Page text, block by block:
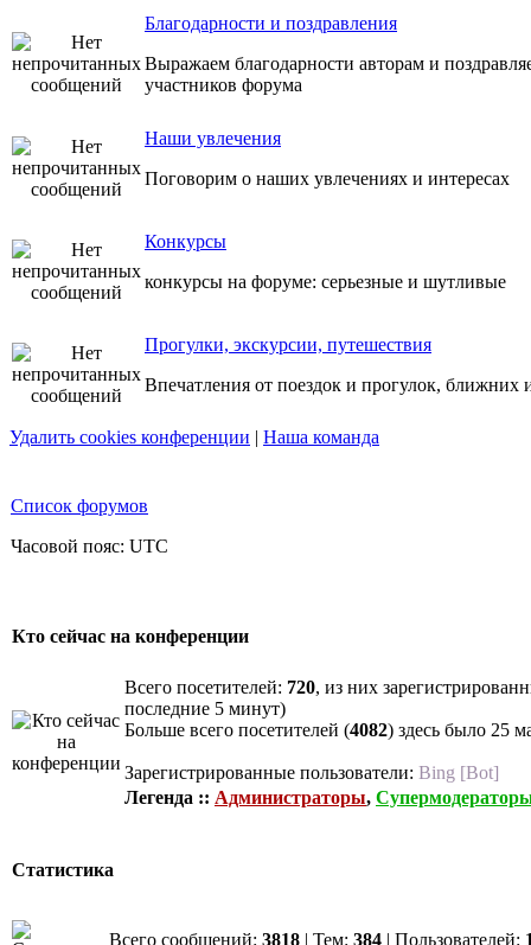
Благодарности и поздравления
Выражаем благодарности авторам и
участников форума
Наши увлечения
Поговорим о наших увлечениях и интересах
Конкурсы
конкурсы на форуме: серьезные и шутливые
Прогулки, экскурсии, путешествия
Впечатления от поездок и прогулок, ближних
Удалить cookies конференции | Наша команда
Список форумов
Часовой пояс: UTC
Кто сейчас на конференции
Всего посетителей: 720, из них
последние 5 минут)
Больше всего посетителей (4082) здесь было 25
Зарегистрированные пользователи: Bing [Bot]
Легенда :: Администраторы,
Статистика
Всего сообщений: 3818 | Тем: 384 | Пользователей: